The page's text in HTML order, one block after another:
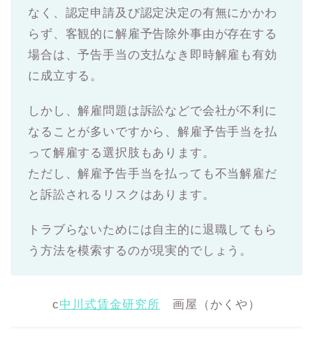
なく、認定申請及び認定決定の有無にかかわ
らず、客観的に解雇予告除外事由が存在する
場合は、予告手当の支払なき即時解雇も有効
に成立する。
しかし、解雇問題は訴訟などで会社が不利に
なることが多いですから、解雇予告手当を払
って解雇する選択肢もあります。
ただし、解雇予告手当を払っても不当解雇だ
と訴訟されるリスクはあります。
トラブらないためには自主的に退職してもら
う方法を模索するのが現実的でしょう。
c中川式賃金研究所 画屋（かくや）